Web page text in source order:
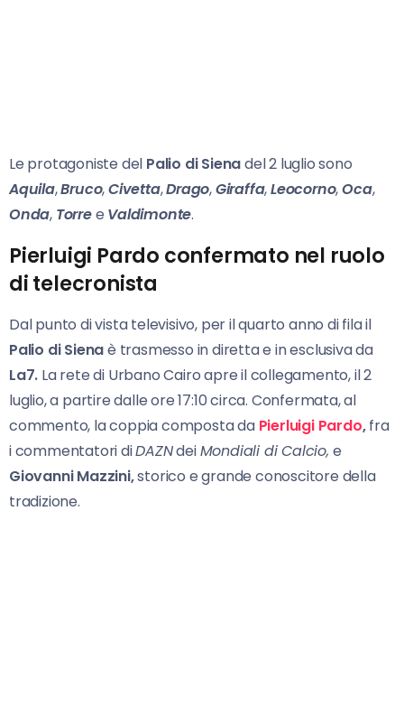
Le protagoniste del Palio di Sienadel 2 luglio sono
Aquila,Bruco,Civetta,Drago,Giraffa,Leocorno,Oca,
Onda, Torree Valdimonte.
Pierluigi Pardo confermato nel ruolo
di telecronista
Dal punto di vista televisivo, per il quarto anno di fila il
Palio di Sienaè trasmesso in diretta e in esclusiva da
La7. La rete di Urbano Cairo apre il collegamento, il 2
luglio, a partire dalle ore 17:10 circa. Confermata, al
commento, la coppia composta da Pierluigi Pardo,fra
i commentatori diDAZNdeiMondiali di Calcio, e
Giovanni Mazzini,storico e grande conoscitore della
tradizione.